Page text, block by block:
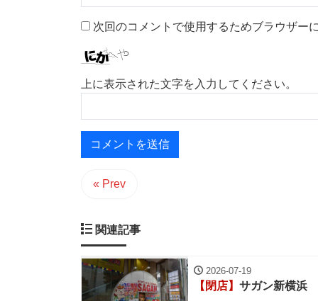
次回のコメントで使用するためブラウザー
上に表示された文字を入力してください。
« Prev
関連記事
2026-07-19
【閉店】 サガン新横浜